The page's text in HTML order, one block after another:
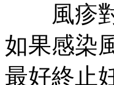
風疹對
如果感染
最好終止